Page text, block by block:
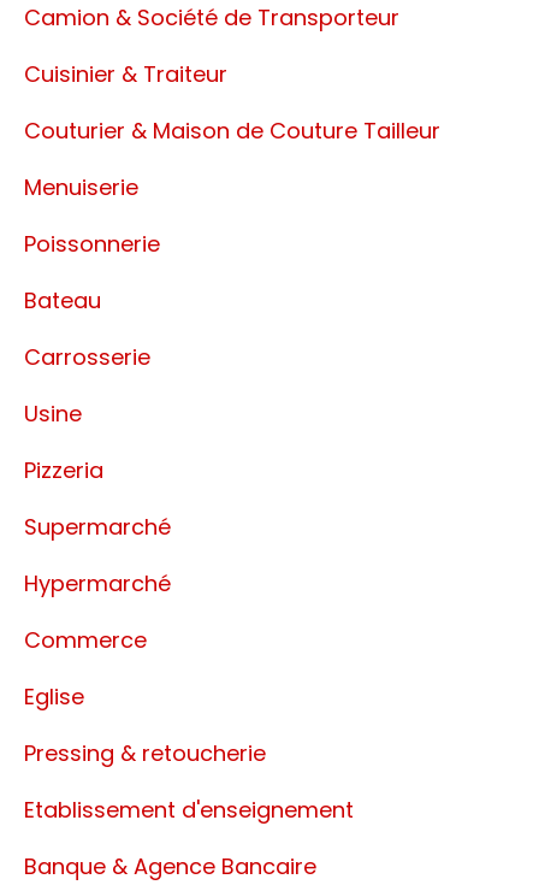
Camion & Société de Transporteur
Cuisinier & Traiteur
Couturier & Maison de Couture Tailleur
Menuiserie
Poissonnerie
Bateau
Carrosserie
Usine
Pizzeria
Supermarché
Hypermarché
Commerce
Eglise
Pressing & retoucherie
Etablissement d'enseignement
Banque & Agence Bancaire